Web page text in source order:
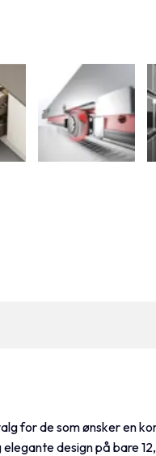
for de som ønsker en
design på bare